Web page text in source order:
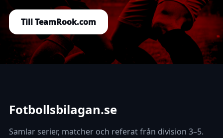
Till TeamRook.com
Fotbollsbilagan.se
Samlar serier, matcher och referat från division 3–5.